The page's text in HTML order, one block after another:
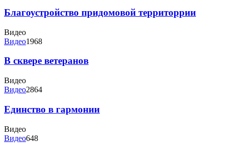
Благоустройство придомовой территоррии
Видео
Видео1968
В сквере ветеранов
Видео
Видео2864
Единство в гармонии
Видео
Видео648